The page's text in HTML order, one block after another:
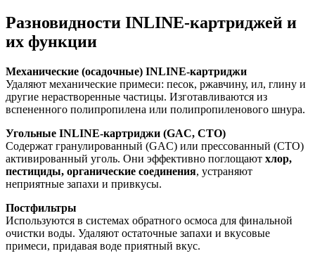
Разновидности INLINE-картриджей и
их функции
Механические (осадочные) INLINE-картриджи
Удаляют механические примеси: песок, ржавчину, ил, глину и
другие нерастворенные частицы. Изготавливаются из
вспененного полипропилена или полипропиленового шнура.
Угольные INLINE-картриджи (GAC, CTO)
Содержат гранулированный (GAC) или прессованный (CTO)
активированный уголь. Они эффективно поглощают хлор,
пестициды, органические соединения, устраняют
неприятные запахи и привкусы.
Постфильтры
Используются в системах обратного осмоса для финальной
очистки воды. Удаляют остаточные запахи и вкусовые
примеси, придавая воде приятный вкус.